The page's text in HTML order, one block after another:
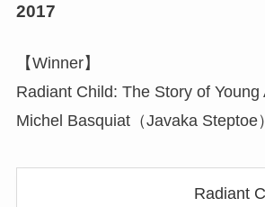
2017
【Winner】
Radiant Child: The Story of Young
Michel Basquiat（Javaka Steptoe）
Radiant